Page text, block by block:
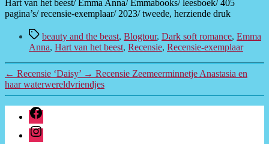
Hart van het beest/ Emma Anna/ Emmabooks/ leesboek/ 405
pagina’s/ recensie-exemplaar/ 2023/ tweede, herziende druk
Tagsbeauty and the beast, Blogtour, Dark soft romance, Emma
Anna, Hart van het beest, Recensie, Recensie-exemplaar
← Recensie ‘Daisy’ → Recensie Zeemeerminnetje Anastasia en
haar waterwereldvriendjes
facebook
instagram